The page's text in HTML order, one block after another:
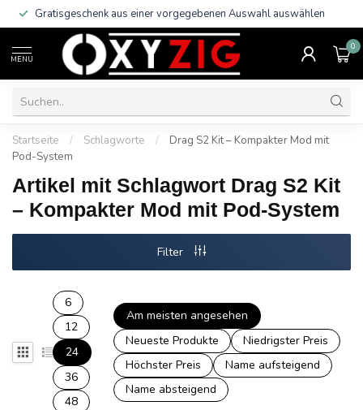
Gratisgeschenk aus einer vorgegebenen Auswahl auswählen
MENU
0
Startseite / Schlagworte /
Drag S2 Kit – Kompakter Mod mit
Pod-System
Artikel mit Schlagwort Drag S2 Kit
– Kompakter Mod mit Pod-System
Filter
6
12
24
36
48
Am meisten angesehen
Neueste Produkte
Niedrigster Preis
Höchster Preis
Name aufsteigend
Name absteigend